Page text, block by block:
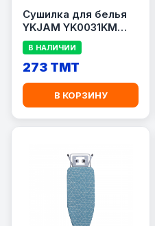
Сушилка для белья
YKJAM YK0031KM
105×25×60 см
В НАЛИЧИИ
273 TMT
В КОРЗИНУ